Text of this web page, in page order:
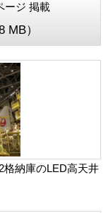
ージ 掲載
MB）
格納庫のLED高天井